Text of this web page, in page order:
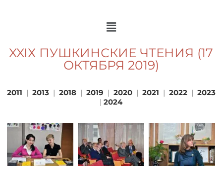
XXIХ ПУШКИНСКИЕ ЧТЕНИЯ (17
ОКТЯБРЯ 2019)
2011 | 2013| 2018| 2019 | 2020| 2021 | 2022| 2023
| 2024